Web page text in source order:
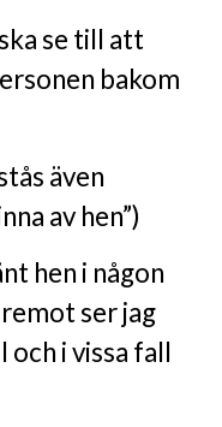
se till att
bakom
även
av hen”)
hen i någon
ser jag
i vissa fall